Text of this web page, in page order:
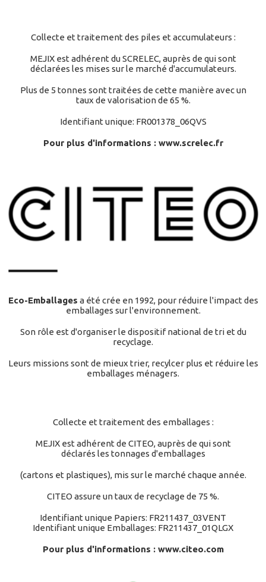
Collecte et traitement des piles et accumulateurs :
MEJIX est adhérent du SCRELEC, auprès de qui sont
déclarées les mises sur le marché d'accumulateurs.
Plus de 5 tonnes sont traitées de cette manière avec un
taux de valorisation de 65 %.
Identifiant unique: FR001378_06QVS
Pour plus d'informations : www.screlec.fr
Eco-Emballages a été crée en 1992, pour réduire l'impact des
emballages sur l'environnement.
Son rôle est d'organiser le dispositif national de tri et du
recyclage.
Leurs missions sont de mieux trier, recylcer plus et réduire les
emballages ménagers.
Collecte et traitement des emballages :
MEJIX est adhérent de CITEO, auprès de qui sont
déclarés les tonnages d'emballages
(cartons et plastiques), mis sur le marché chaque année.
CITEO assure un taux de recyclage de 75 %.
Identifiant unique Papiers: FR211437_03VENT
Identifiant unique Emballages: FR211437_01QLGX
Pour plus d'informations : www.citeo.com